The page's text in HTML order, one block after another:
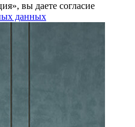
вы даете согласие
данных